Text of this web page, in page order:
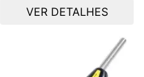
VER DETALHES